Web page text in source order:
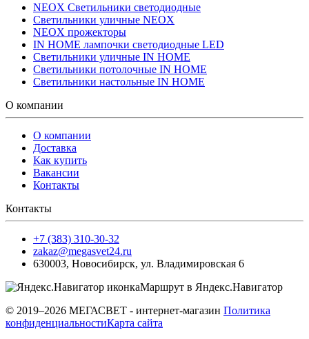
NEOX Светильники светодиодные
Светильники уличные NEOX
NEOX прожекторы
IN HOME лампочки светодиодные LED
Светильники уличные IN HOME
Светильники потолочные IN HOME
Светильники настольные IN HOME
О компании
О компании
Доставка
Как купить
Вакансии
Контакты
Контакты
+7 (383) 310-30-32
zakaz@megasvet24.ru
630003, Новосибирск, ул. Владимировская 6
Маршрут в Яндекс.Навигатор
© 2019–2026 МЕГАСВЕТ - интернет-магазин Политика
конфиденциальностиКарта сайта